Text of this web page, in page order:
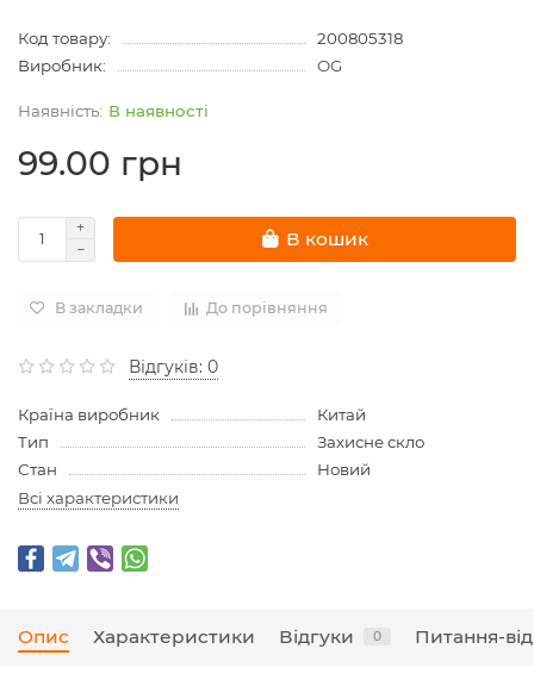
Код товару:
200805318
Виробник:
OG
В наявності
99.00 грн
В кошик
В закладки До порівняння
Відгуків: 0
Країна виробник
Китай
Тип
Захисне скло
Стан
Новий
Всі характеристики
Опис Характеристики Відгуки 0 Питання-